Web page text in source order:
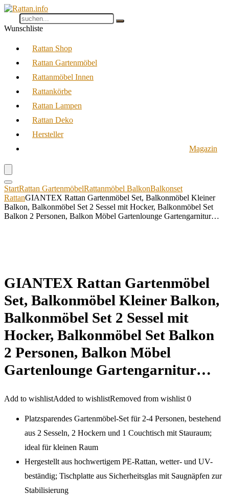
Wunschliste
Rattan Shop
Rattan Gartenmöbel
Rattanmöbel Innen
Rattankörbe
Rattan Lampen
Rattan Deko
Hersteller
Magazin
StartRattan GartenmöbelRattanmöbel BalkonBalkonset
RattanGIANTEX Rattan Gartenmöbel Set, Balkonmöbel Kleiner
Balkon, Balkonmöbel Set 2 Sessel mit Hocker, Balkonmöbel Set
Balkon 2 Personen, Balkon Möbel Gartenlounge Gartengarnitur…
GIANTEX Rattan Gartenmöbel
Set, Balkonmöbel Kleiner Balkon,
Balkonmöbel Set 2 Sessel mit
Hocker, Balkonmöbel Set Balkon
2 Personen, Balkon Möbel
Gartenlounge Gartengarnitur…
Add to wishlistAdded to wishlistRemoved from wishlist 0
Platzsparendes Gartenmöbel-Set für 2-4 Personen, bestehend
aus 2 Sesseln, 2 Hockern und 1 Couchtisch mit Stauraum;
ideal für kleinen Raum
Hergestellt aus hochwertigem PE-Rattan, wetter- und UV-
beständig; Tischplatte aus Sicherheitsglas mit Saugnäpfen zur
Stabilisierung